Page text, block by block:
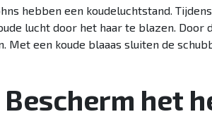
hebben een koudeluchtstand.
lucht door het haar te blazen. Door
Met een koude blaaas sluiten de
Bescherm het